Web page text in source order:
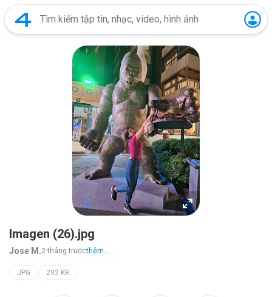
Imagen (26).jpg
Jose M.2 tháng trướcthêm...
JPG 292 KB